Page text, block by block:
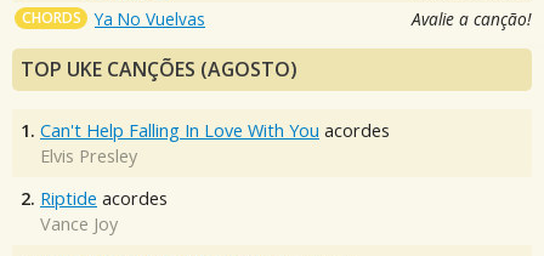
CHORDS Ya No Vuelvas Avalie a canção!
TOP UKE CANÇÕES (AGOSTO)
1. Can't Help Falling In Love With You acordes
Elvis Presley
2. Riptide acordes
Vance Joy